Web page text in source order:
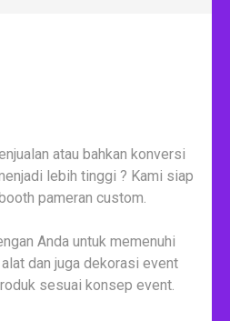
atau bahkan konversi
lebih tinggi ? Kami siap
pameran custom.
Anda untuk memenuhi
dan juga dekorasi event
sesuai konsep event.